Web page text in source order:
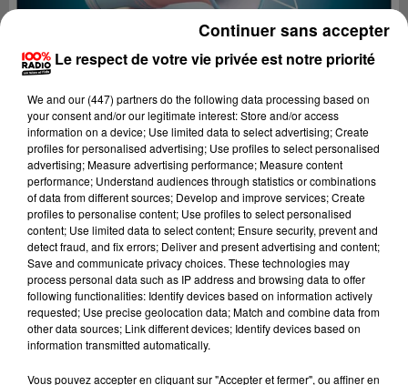
Lecture (3 min 5 sec)
100%
100% Radio les infos du Pays Catalan
Le respect de votre vie privée est notre priorité
We and our (447) partnersdo the following data processing based on
your consent and/or our legitimate interest: Store and/or access
information on a device; Use limited data to select advertising; Create
profiles for personalised advertising; Use profiles to select personalised
advertising; Measure advertising performance; Measure content
performance; Understand audiences through statistics or combinations
of data from different sources; Develop and improve services; Create
profiles to personalise content; Use profiles to select personalised
content; Use limited data to select content; Ensure security, prevent and
detect fraud, and fix errors; Deliver and present advertising and content;
Save and communicate privacy choices. These technologies may
process personal data such as IP address and browsing data to offer
following functionalities: Identify devices based on information actively
requested; Use precise geolocation data; Match and combine data from
other data sources; Link different devices; Identify devices based on
information transmitted automatically.
Vous pouvez accepter en cliquant sur "Accepter et fermer", ou affiner en
Continuer sans accepter